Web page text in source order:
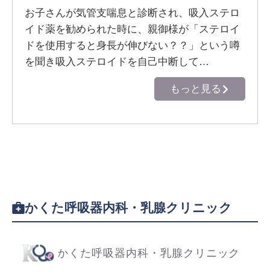
お子さんが気管支喘息と診断され、吸入ステロ
イド薬を勧められた時に、親御様が「ステロイ
ドを使用すると身長が伸びない？？」という噂
を聞き吸入ステロイドを自己中断して…
もっと見る
かくた呼吸器内科・乳腺クリニック